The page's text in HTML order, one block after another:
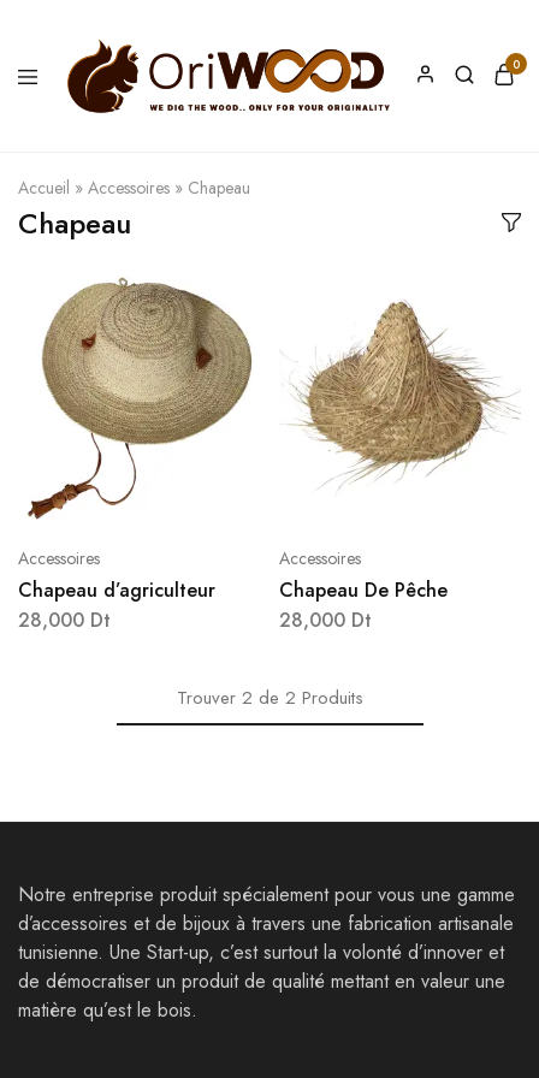
Wood
0
Accueil » Accessoires » Chapeau
Chapeau
Accessoires
Chapeau d’agriculteur
28,000 Dt
Accessoires
Chapeau De Pêche
28,000 Dt
Trouver2 de 2 Produits
Notre entreprise produit spécialement pour vous une gamme
d’accessoires et de bijoux à travers une fabrication artisanale
tunisienne. Une Start-up, c’est surtout la volonté d’innover et
de démocratiser un produit de qualité mettant en valeur une
matière qu’est le bois.